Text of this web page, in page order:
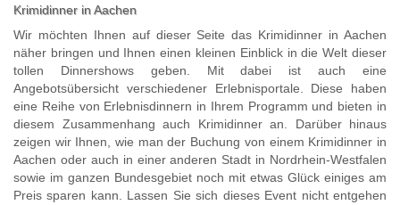
Krimidinner in Aachen
Wir möchten Ihnen auf dieser Seite das Krimidinner in Aachen
näher bringen und Ihnen einen kleinen Einblick in die Welt dieser
tollen Dinnershows geben. Mit dabei ist auch eine
Angebotsübersicht verschiedener Erlebnisportale. Diese haben
eine Reihe von Erlebnisdinnern in Ihrem Programm und bieten in
diesem Zusammenhang auch Krimidinner an. Darüber hinaus
zeigen wir Ihnen, wie man der Buchung von einem Krimidinner in
Aachen oder auch in einer anderen Stadt in Nordrhein-Westfalen
sowie im ganzen Bundesgebiet noch mit etwas Glück einiges am
Preis sparen kann. Lassen Sie sich dieses Event nicht entgehen